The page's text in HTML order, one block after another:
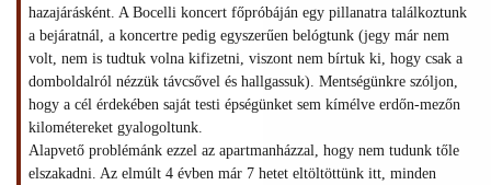
hazajárásként. A Bocelli koncert főpróbáján egy pillanatra találkoztunk
a bejáratnál, a koncertre pedig egyszerűen belógtunk (jegy már nem
volt, nem is tudtuk volna kifizetni, viszont nem bírtuk ki, hogy csak a
domboldalról nézzük távcsővel és hallgassuk). Mentségünkre szóljon,
hogy a cél érdekében saját testi épségünket sem kímélve erdőn-mezőn
kilométereket gyalogoltunk.
Alapvető problémánk ezzel az apartmanházzal, hogy nem tudunk tőle
elszakadni. Az elmúlt 4 évben már 7 hetet eltöltöttünk itt, minden